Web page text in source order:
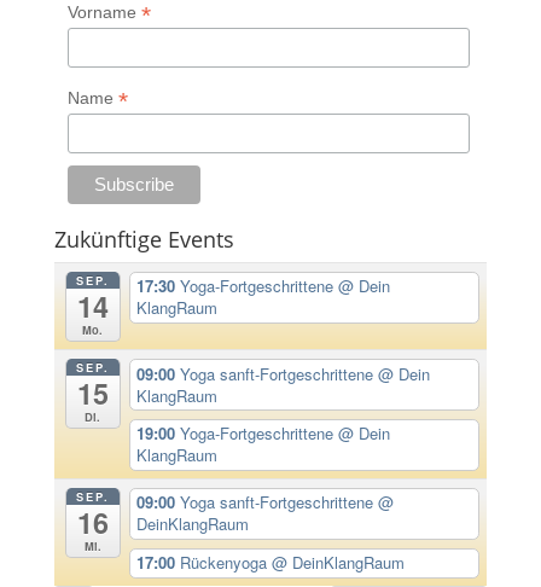
Vorname *
Name *
Zukünftige Events
SEP.
14
Mo.
17:30Yoga-Fortgeschrittene@ Dein
KlangRaum
SEP.
15
Di.
09:00Yoga sanft-Fortgeschrittene@ Dein
KlangRaum
19:00Yoga-Fortgeschrittene@ Dein
KlangRaum
SEP.
16
Mi.
09:00Yoga sanft-Fortgeschrittene@
DeinKlangRaum
17:00 Rückenyoga@ DeinKlangRaum